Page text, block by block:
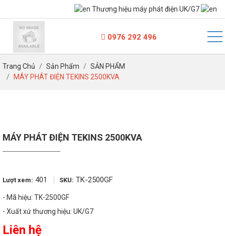
Thương hiệu máy phát điện UK/G7
0976 292 496
100kVA - Dưới 250kVA
250kVA - Dưới 500kVA
800kVA - Dưới 1500kVA
Trang Chủ Sản Phẩm
SẢN PHẨM
MÁY PHÁT ĐIỆN TEKINS 2500KVA
MÁY PHÁT ĐIỆN TEKINS 2500KVA
Lượt xem: 401 SKU: TK-2500GF
- Mã hiệu: TK-2500GF
- Xuất xứ thương hiệu: UK/G7
Liên hệ